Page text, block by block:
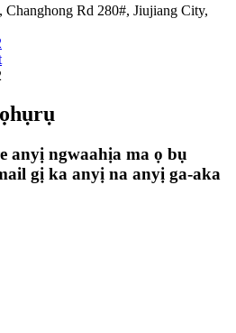
Changhong Rd 280#, Jiujiang City,
anyị ngwaahịa ma ọ bụ
gị ka anyị na anyị ga-aka